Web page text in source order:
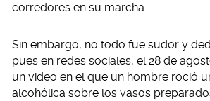
corredores en su marcha.
Sin embargo, no todo fue sudor y
pues en redes sociales, el 28 de
un video en el que un hombre roció
alcohólica sobre los vasos